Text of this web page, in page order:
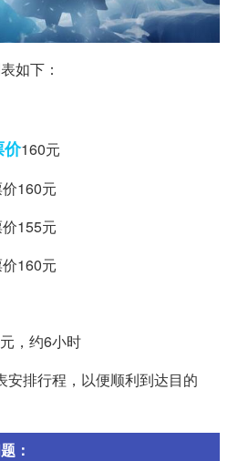
如下：
价160元
160元
155元
160元
，约6小时
安排行程，以便顺利到达目的
：